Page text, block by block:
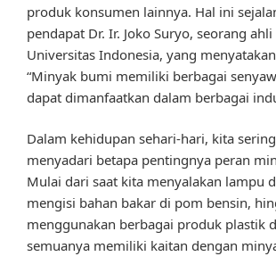
produk konsumen lainnya. Hal ini
pendapat Dr. Ir. Joko Suryo, seorang
Universitas Indonesia, yang
“Minyak bumi memiliki berbagai
dapat dimanfaatkan dalam berbagai
Dalam kehidupan sehari-hari, kita
menyadari betapa pentingnya peran
Mulai dari saat kita menyalakan lampu
mengisi bahan bakar di pom bensin,
menggunakan berbagai produk plastik
semuanya memiliki kaitan dengan